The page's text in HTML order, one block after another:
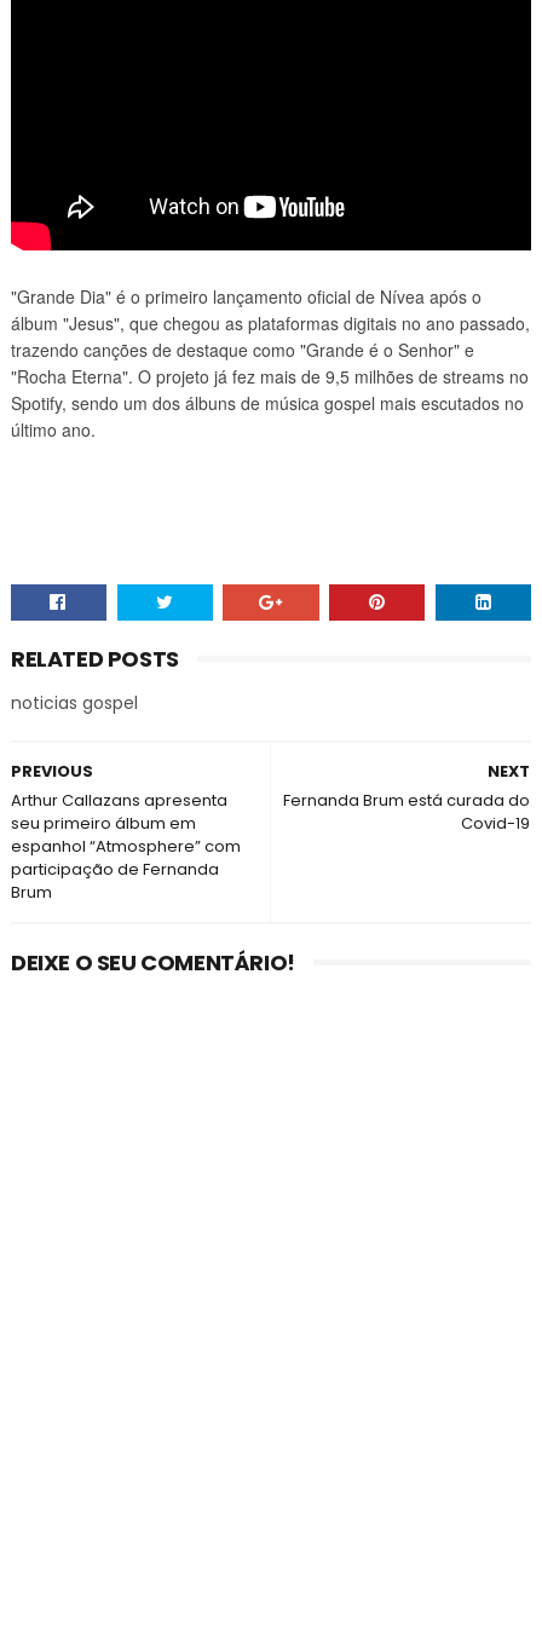
"Grande Dia" é o primeiro lançamento oficial de Nívea após o
álbum "Jesus", que chegou as plataformas digitais no ano passado,
trazendo canções de destaque como "Grande é o Senhor" e
"Rocha Eterna". O projeto já fez mais de 9,5 milhões de streams no
Spotify, sendo um dos álbuns de música gospel mais escutados no
último ano.
RELATED POSTS
noticias gospel
NEXT
Fernanda Brum está curada do
Covid-19
PREVIOUS
Arthur Callazans apresenta
seu primeiro álbum em
espanhol “Atmosphere” com
participação de Fernanda
Brum
DEIXE O SEU COMENTÁRIO!